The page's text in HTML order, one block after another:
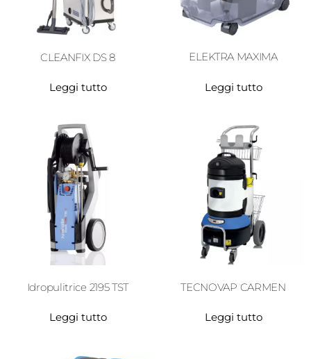
CLEANFIX DS 8
Leggi tutto
ELEKTRA MAXIMA
Leggi tutto
Idropulitrice 2195 TST
Leggi tutto
TECNOVAP CARMEN
Leggi tutto